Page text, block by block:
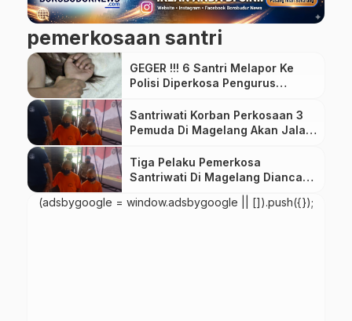
pemerkosaan santri
GEGER !!! 6 Santri Melapor Ke
Polisi Diperkosa Pengurus
Santriwati Korban Perkosaan 3
Pemuda Di Magelang Akan Jalani
Tiga Pelaku Pemerkosa
Santriwati Di Magelang Diancam
Hukuman Maksimal 12 Tahun
Penjara
(adsbygoogle = window.adsbygoogle || []).push({});